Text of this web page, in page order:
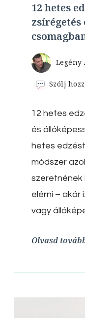
12 hetes
zsírégetés
Legény
Szólj
12 hetes
és
hetes
módszer
szeretnének
elérni – akár
vagy
Olvasd